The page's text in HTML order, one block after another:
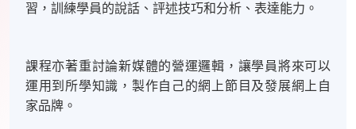
習，訓練學員的說話、評述技巧和分析、表達能力。
課程亦著重討論新媒體的營運邏輯，讓學員將來可以
運用到所學知識，製作自己的網上節目及發展網上自
家品牌。